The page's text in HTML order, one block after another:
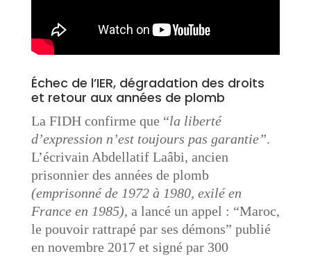
Échec de l’IER, dégradation des droits
et retour aux années de plomb
La FIDH confirme que “la liberté
d’expression n’est toujours pas garantie”.
L’écrivain Abdellatif Laâbi, ancien
prisonnier des années de plomb
(emprisonné de 1972 à 1980, exilé en
France en 1985), a lancé un appel : “Maroc,
le pouvoir rattrapé par ses démons” publié
en novembre 2017 et signé par 300